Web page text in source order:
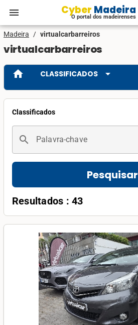
menu Cyber Madeira
O portal dos madeirenses
Madeira / virtualcarbarreiros
virtualcarbarreiros
home CLASSIFICADOS arrow_drop_down
Classificados
search Palavra-chave
Pesquisar
Resultados : 43